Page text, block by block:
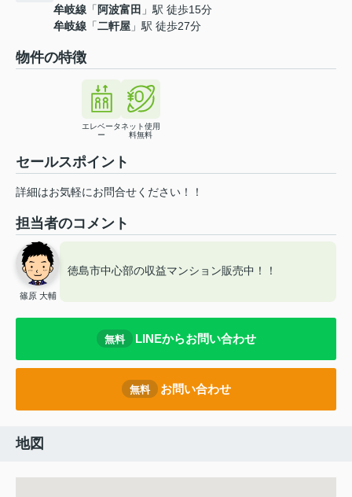
牟岐線 「 阿波富田 」駅 徒歩15分
牟岐線 「二軒屋 」駅 徒歩27分
物件の特徴
エレベータ
ー
ネット使用
料無料
セールスポイント
詳細はお気軽にお問合せください！！
担当者のコメント
篠原 大輔
徳島市中心部の収益マンション販売中！！
無料 LINEからお問い合わせ
無料 お問い合わせ
地図